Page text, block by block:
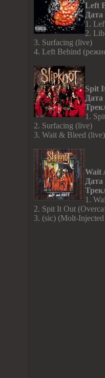
Left
1.
2.
3. Surfacing (live)
4. Left Behind
Spit
1.
2. Surfacing (live)
3. Wait & Bleed (live)
Wait
1.
2. Spit It Out
3. (sic) (Molt-